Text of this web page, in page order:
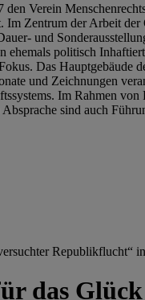
Verein
Zentrum der Arbeit
und
politisch
Das
und Zeichnungen
Im Rahmen
sind auch
Republikflucht“
das